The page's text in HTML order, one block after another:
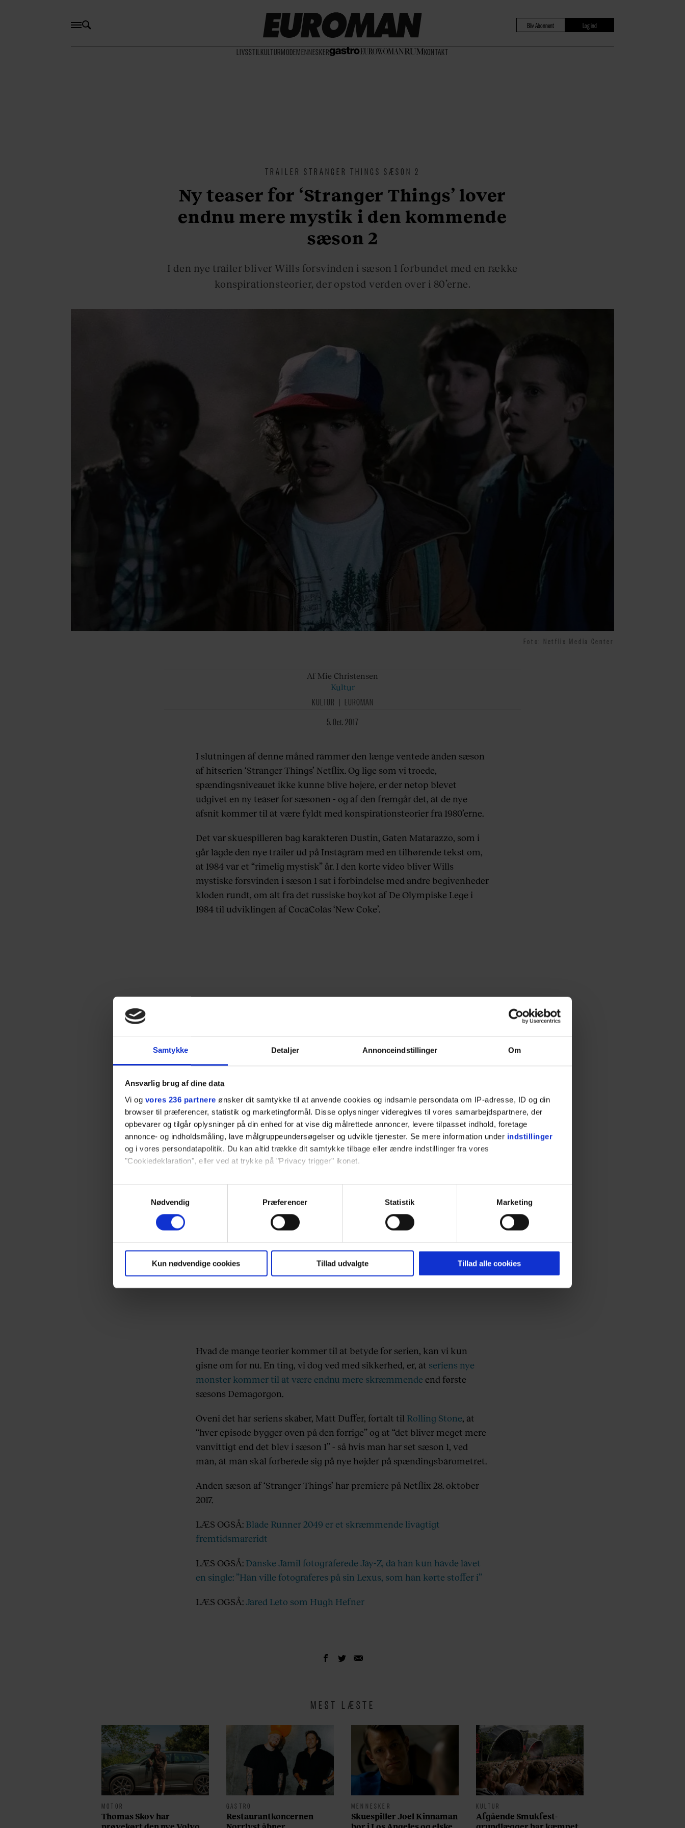
Samtykke Detaljer Annonceindstillinger Om
Ansvarlig brug af dine data
Vi og vores 236 partnere ønsker dit samtykke til at anvende cookies og indsamle persondata om IP-adresse, ID og din
browser til præferencer, statistik og marketingformål. Disse oplysninger videregives til vores samarbejdspartnere, der
opbevarer og tilgår oplysninger på din enhed for at vise dig målrettede annoncer, levere tilpasset indhold, foretage
annonce- og indholdsmåling, lave målgruppeundersøgelser og udvikle tjenester. Se mere information under indstillinger
og i vores persondatapolitik. Du kan altid trække dit samtykke tilbage eller ændre indstillinger fra vores
"Cookiedeklaration", eller ved at trykke på "Privacy trigger" ikonet.
Dine valg anvendes på hele websitet.
Vi ønsker dit samtykke til at indsamle og bruge data for at kunne levere og finansiere relevant journalistisk indhold til dig.
markedsføring, så vi kan optimere vores reklametiltag på sociale medier og til at vise dig funktioner i forbindelse med
Nødvendig
Præferencer Statistik Marketing
Kun nødvendige cookies Tillad udvalgte Tillad alle cookies
LIVSSTIL KULTURMODEMENNESKER KONTAKT
Bliv Abonnent Log ind
TRAILER STRANGER THINGS SÆSON 2
Ny teaser for ‘Stranger Things’ lover
endnu mere mystik i den kommende
sæson 2
I den nye trailer bliver Wills forsvinden i sæson 1 forbundet med en række
konspirationsteorier, der opstod verden over i 80’erne.
Foto: Netflix Media Center
Af Mie Christensen
Kultur
KULTUR
EUROMAN
5. Oct. 2017
I slutningen af denne måned rammer den længe ventede anden sæson
af hitserien ‘Stranger Things’ Netflix. Og lige som vi troede,
spændingsniveauet ikke kunne blive højere, er der netop blevet
udgivet en ny teaser for sæsonen - og af den fremgår det, at de nye
afsnit kommer til at være fyldt med konspirationsteorier fra 1980’erne.
Det var skuespilleren bag karakteren Dustin, Gaten Matarazzo, som i
går lagde den nye trailer ud på Instagram med en tilhørende tekst om,
at 1984 var et “rimelig mystisk” år. I den korte video bliver Wills
mystiske forsvinden i sæson 1 sat i forbindelse med andre begivenheder
kloden rundt, om alt fra det russiske boykot af De Olympiske Lege i
1984 til udviklingen af CocaColas ‘New Coke’.
Hvad de mange teorier kommer til at betyde for serien, kan vi kun
gisne om for nu. En ting, vi dog ved med sikkerhed, er, at seriens nye
monster kommer til at være endnu mere skræmmende end første
sæsons Demagorgon.
Oveni det har seriens skaber, Matt Duffer, fortalt til Rolling Stone, at
“hver episode bygger oven på den forrige” og at “det bliver meget mere
vanvittigt end det blev i sæson 1” - så hvis man har set sæson 1, ved
man, at man skal forberede sig på nye højder på spændingsbarometret.
Anden sæson af ‘Stranger Things’ har premiere på Netflix 28. oktober
2017.
LÆS OGSÅ: Blade Runner 2049 er et skræmmende livagtigt
fremtidsmareridt
LÆS OGSÅ: Danske Jamil fotograferede Jay-Z, da han kun havde lavet
en single: ”Han ville fotograferes på sin Lexus, som han kørte stoffer i”
LÆS OGSÅ:Jared Leto som Hugh Hefner
MEST LÆSTE
MOTOR
Thomas Skov har
GASTRO
Restaurantkoncernen
MENNESKER
Skuespiller Joel Kinnaman
KULTUR
Afgående Smukfest-